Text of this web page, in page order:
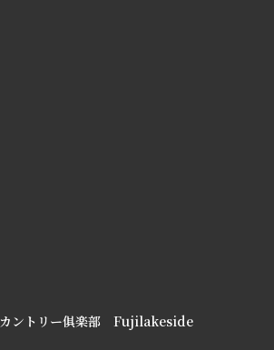
カントリー俱楽部 Fujilakeside